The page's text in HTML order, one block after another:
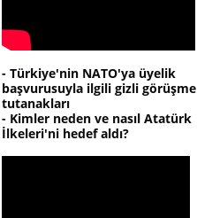
- Türkiye'nin NATO'ya üyelik
başvurusuyla ilgili gizli görüşme
tutanakları
- Kimler neden ve nasıl Atatürk
İlkeleri'ni hedef aldı?